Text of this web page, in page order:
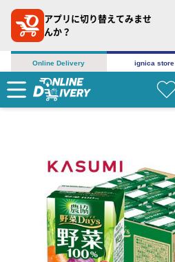
アプリに切り替えてみませ
んか？
Online Delivery ignica store